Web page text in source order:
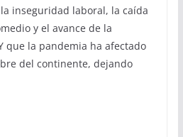
inseguridad laboral, la caída
y el avance de la
que la pandemia ha afectado
del continente, dejando